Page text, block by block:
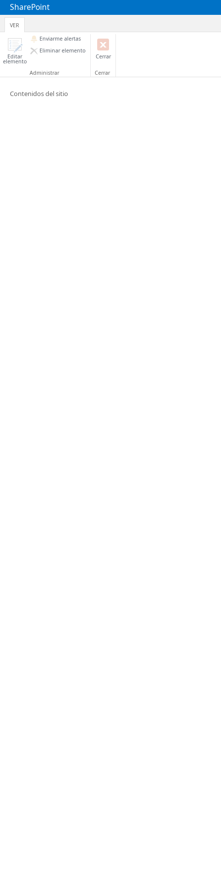
SharePoint
VER
Editar
elemento
Enviarme alertas
Eliminar elemento
Administrar
Cerrar
Cerrar
Contenidos del sitio